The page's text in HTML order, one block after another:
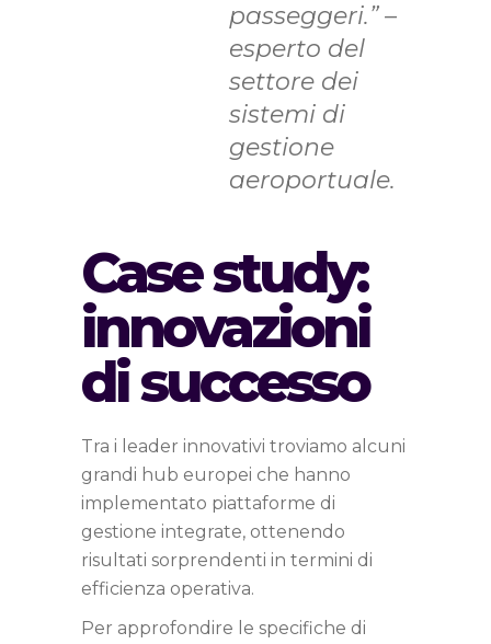
passeggeri.” –
esperto del
settore dei
sistemi di
gestione
aeroportuale.
Case study:
innovazioni
di successo
Tra i leader innovativi troviamo alcuni
grandi hub europei che hanno
implementato piattaforme di
gestione integrate, ottenendo
risultati sorprendenti in termini di
efficienza operativa.
Per approfondire le specifiche di